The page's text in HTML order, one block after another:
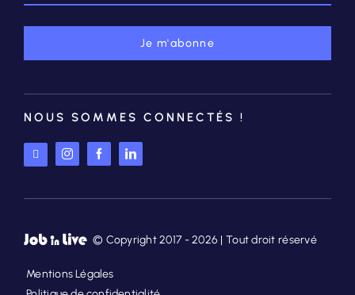
Je m'abonne
NOUS SOMMES CONNECTÉS !
© Copyright 2017 - 2026 | Tout droit réservé
Mentions Légales